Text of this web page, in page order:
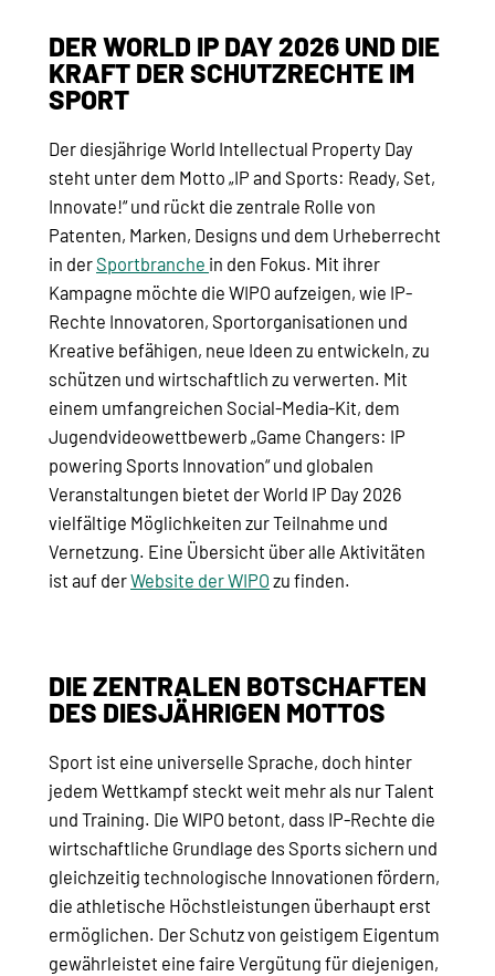
DER WORLD IP DAY 2026 UND DIE
KRAFT DER SCHUTZRECHTE IM
SPORT
Der diesjährige World Intellectual Property Day
steht unter dem Motto „IP and Sports: Ready, Set,
Innovate!“ und rückt die zentrale Rolle von
Patenten, Marken, Designs und dem Urheberrecht
in derSportbranche in den Fokus. Mit ihrer
Kampagne möchte die WIPO aufzeigen, wie IP-
Rechte Innovatoren, Sportorganisationen und
Kreative befähigen, neue Ideen zu entwickeln, zu
schützen und wirtschaftlich zu verwerten. Mit
einem umfangreichen Social-Media-Kit, dem
Jugendvideowettbewerb „Game Changers: IP
powering Sports Innovation“ und globalen
Veranstaltungen bietet der World IP Day 2026
vielfältige Möglichkeiten zur Teilnahme und
Vernetzung. Eine Übersicht über alle Aktivitäten
ist auf derWebsite der WIPO zu finden.
DIE ZENTRALEN BOTSCHAFTEN
DES DIESJÄHRIGEN MOTTOS
Sport ist eine universelle Sprache, doch hinter
jedem Wettkampf steckt weit mehr als nur Talent
und Training. Die WIPO betont, dass IP-Rechte die
wirtschaftliche Grundlage des Sports sichern und
gleichzeitig technologische Innovationen fördern,
die athletische Höchstleistungen überhaupt erst
ermöglichen. Der Schutz von geistigem Eigentum
gewährleistet eine faire Vergütung für diejenigen,